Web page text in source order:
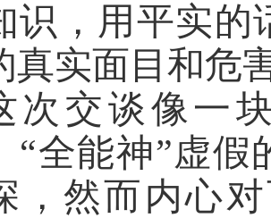
识，用平实的
真实面目和危
次交谈像一
“全能神”虚假
，然而内心